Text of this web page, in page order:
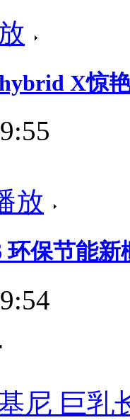
X惊
放
保节能新
尼 巨乳